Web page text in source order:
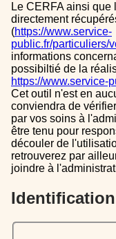
Le CERFA ainsi que la procédure peuvent être
directement
(https://www.service-
public.fr/particuliers/
informations
possibiltié de la
https://www.service-
Cet outil n'est en
conviendra de
par vos soins à
être tenu pour
découler de
retrouverez par
joindre à